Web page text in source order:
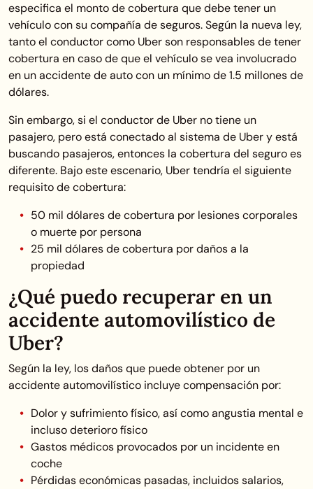
especifica el monto de cobertura que debe tener un
vehículo con su compañía de seguros. Según la nueva ley,
tanto el conductor como Uber son responsables de tener
cobertura en caso de que el vehículo se vea involucrado
en un accidente de auto con un mínimo de 1.5 millones de
dólares.
Sin embargo, si el conductor de Uber no tiene un
pasajero, pero está conectado al sistema de Uber y está
buscando pasajeros, entonces la cobertura del seguro es
diferente. Bajo este escenario, Uber tendría el siguiente
requisito de cobertura:
50 mil dólares de cobertura por lesiones corporales
o muerte por persona
25 mil dólares de cobertura por daños a la
propiedad
¿Qué puedo recuperar en un
accidente automovilístico de
Uber?
Según la ley, los daños que puede obtener por un
accidente automovilístico incluye compensación por:
Dolor y sufrimiento físico, así como angustia mental e
incluso deterioro físico
Gastos médicos provocados por un incidente en
coche
Pérdidas económicas pasadas, incluidos salarios,